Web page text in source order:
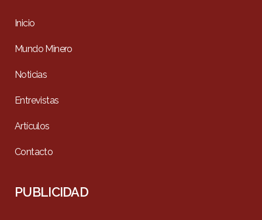
Inicio
Mundo Minero
Noticias
Entrevistas
Artículos
Contacto
PUBLICIDAD